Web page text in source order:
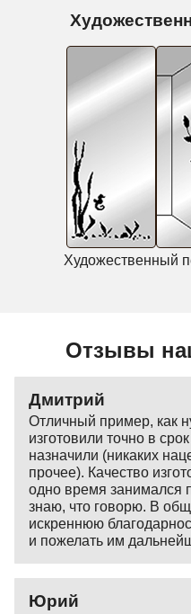
Художественный
Отзывы
Дмитрий
Отличный пример, как
изготовили точно в
назначили (никаких
прочее). Качество
одно время занимался
знаю, что говорю. В
искреннюю
и пожелать им
Юрий